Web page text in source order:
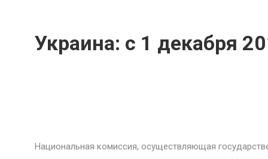
Украина: с 1 декабря
Национальная комиссия, осуществляющая